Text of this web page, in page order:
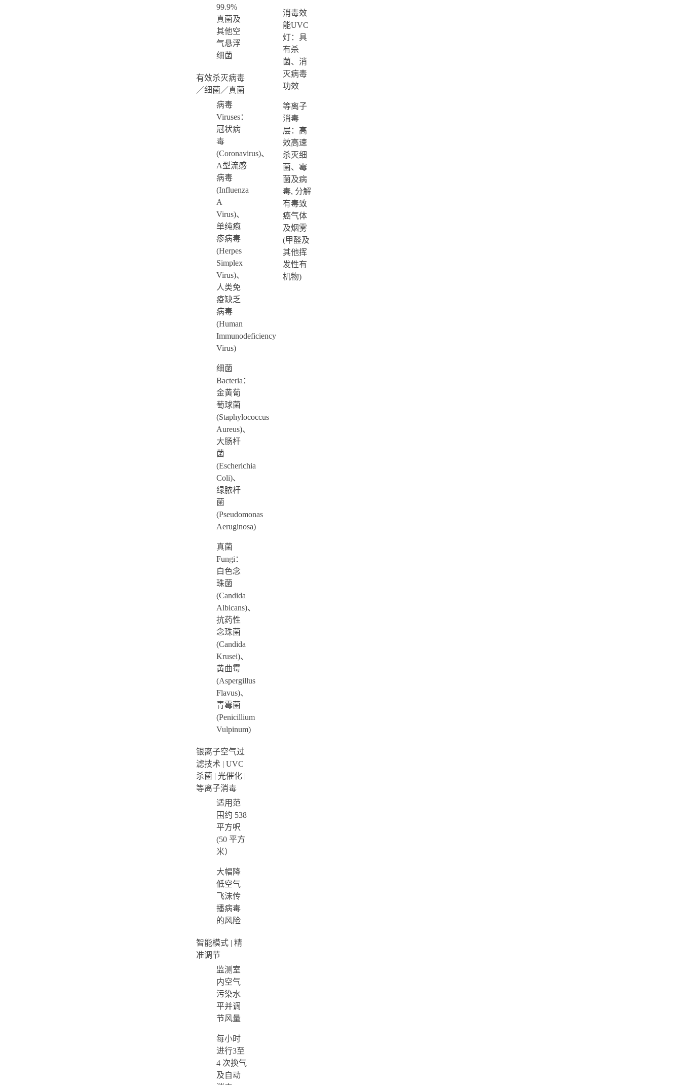
99.9%
真菌及
其他空
气悬浮
细菌
有效杀灭病毒
／细菌／真菌
病毒
Viruses：
冠状病
毒
(Coronavirus)、
A型流感
病毒
(Influenza
A
Virus)、
单纯疱
疹病毒
(Herpes
Simplex
Virus)、
人类免
疫缺乏
病毒
(Human
Immunodeficiency
Virus)
细菌
Bacteria：
金黄葡
萄球菌
(Staphylococcus
Aureus)、
大肠杆
菌
(Escherichia
Coli)、
绿脓杆
菌
(Pseudomonas
Aeruginosa)
真菌
Fungi：
白色念
珠菌
(Candida
Albicans)、
抗药性
念珠菌
(Candida
Krusei)、
黄曲霉
(Aspergillus
Flavus)、
青霉菌
(Penicillium
Vulpinum)
银离子空气过
滤技术 | UVC
杀菌 | 光催化 |
等离子消毒
适用范
围约 538
平方呎
(50 平方
米）
大幅降
低空气
飞沫传
播病毒
的风险
智能模式 | 精
准调节
监测室
内空气
污染水
平并调
节风量
每小时
进行3至
4 次换气
及自动
消毒效
能UVC
灯：具
有杀
菌、消
灭病毒
功效
等离子
消毒
层：高
效高速
杀灭细
菌、霉
菌及病
毒, 分解
有毒致
癌气体
及烟雾
(甲醛及
其他挥
发性有
机物)